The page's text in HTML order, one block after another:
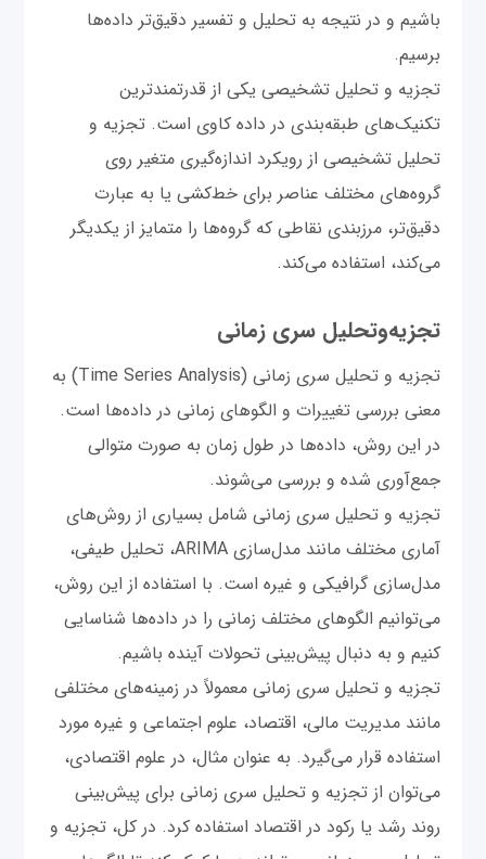
باشیم و در نتیجه به تحلیل و تفسیر دقیق‌تر داده‌ها
برسیم.
تجزیه و تحلیل تشخیصی یکی از قدرتمندترین
تکنیک‌های طبقه‌بندی در داده کاوی است. تجزیه و
تحلیل تشخیصی از رویکرد اندازه‌گیری‌ متغیر روی
گروه‌های مختلف عناصر برای خط‌کشی یا به عبارت
دقیق‌تر، مرزبندی نقاطی که گروه‌ها را متمایز از یکدیگر
می‌کند، استفاده می‌کند.
تجزیه‌وتحلیل سری زمانی
تجزیه و تحلیل سری زمانی (Time Series Analysis) به
معنی بررسی تغییرات و الگوهای زمانی در داده‌ها است.
در این روش، داده‌ها در طول زمان به صورت متوالی
جمع‌آوری شده و بررسی می‌شوند.
تجزیه و تحلیل سری زمانی شامل بسیاری از روش‌های
آماری مختلف مانند مدل‌سازی ARIMA، تحلیل طیفی،
مدل‌سازی گرافیکی و غیره است. با استفاده از این روش،
می‌توانیم الگوهای مختلف زمانی را در داده‌ها شناسایی
کنیم و به دنبال پیش‌بینی تحولات آینده باشیم.
تجزیه و تحلیل سری زمانی معمولاً در زمینه‌های مختلفی
مانند مدیریت مالی، اقتصاد، علوم اجتماعی و غیره مورد
استفاده قرار می‌گیرد. به عنوان مثال، در علوم اقتصادی،
می‌توان از تجزیه و تحلیل سری زمانی برای پیش‌بینی
روند رشد یا رکود در اقتصاد استفاده کرد. در کل، تجزیه و